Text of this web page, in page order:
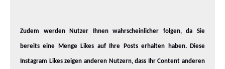
Zudem werden Nutzer Ihnen wahrscheinlicher folgen, da Sie
bereits eine Menge Likes auf Ihre Posts erhalten haben. Diese
Instagram Likes zeigen anderen Nutzern, dass Ihr Content anderen